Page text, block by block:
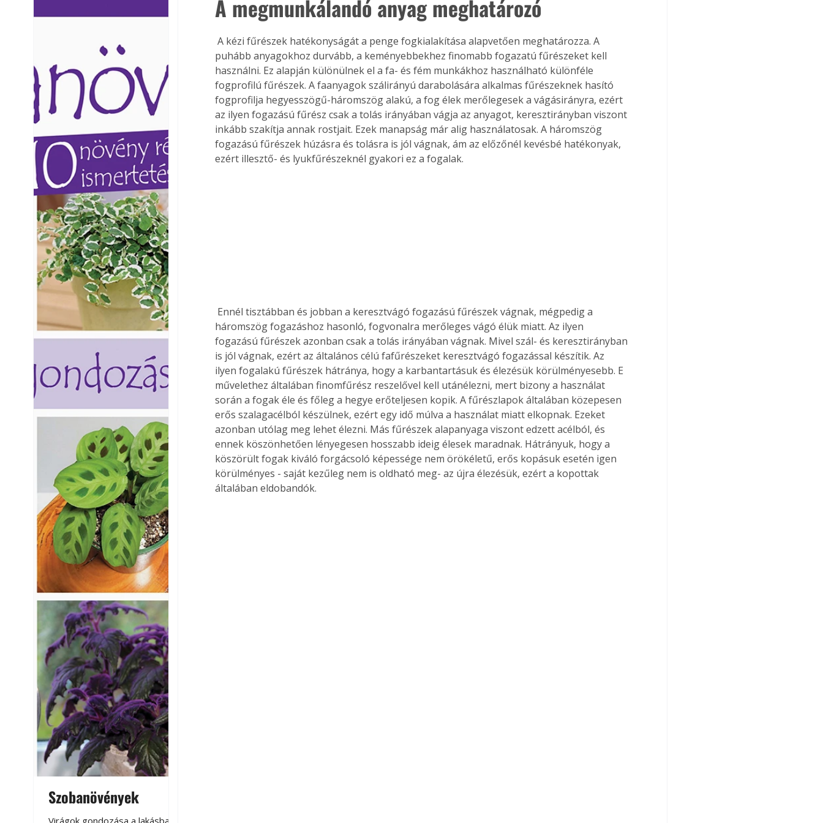
Ezermester lapszámai. A
mert: – t
Szobanövények
A megmunkálandó anyag meghatározó
A kézi fűrészek hatékonyságát a penge fogkialakítása alapvetően meghatározza. A
puhább anyagokhoz durvább, a keményebbekhez finomabb fogazatú fűrészeket kell
használni. Ez alapján különülnek el a fa- és fém munkákhoz használható különféle
fogprofilú fűrészek. A faanyagok szálirányú darabolására alkalmas fűrészeknek hasító
fogprofilja hegyesszögű-háromszög alakú, a fog élek merőlegesek a vágásirányra, ezért
az ilyen fogazású fűrész csak a tolás irányában vágja az anyagot, keresztirányban viszont
inkább szakítja annak rostjait. Ezek manapság már alig használatosak. A háromszög
fogazású fűrészek húzásra és tolásra is jól vágnak, ám az előzőnél kevésbé hatékonyak,
ezért illesztő- és lyukfűrészeknél gyakori ez a fogalak.
háromszög fogazáshoz hasonló, fogvonalra merőleges vágó élük miatt. Az ilyen
fogazású fűrészek azonban csak a tolás irányában vágnak. Mivel szál- és keresztirányban
is jól vágnak, ezért az általános célú fafűrészeket keresztvágó fogazással készítik. Az
ilyen fogalakú fűrészek hátránya, hogy a karbantartásuk és élezésük körülményesebb. E
művelethez általában finomfűrész reszelővel kell utánélezni, mert bizony a használat
során a fogak éle és főleg a hegye erőteljesen kopik. A fűrészlapok általában közepesen
erős szalagacélból készülnek, ezért egy idő múlva a használat miatt elkopnak. Ezeket
azonban utólag meg lehet élezni. Más fűrészek alapanyaga viszont edzett acélból, és
ennek köszönhetően lényegesen hosszabb ideig élesek maradnak. Hátrányuk, hogy a
köszörült fogak kiváló forgácsoló képessége nem örökéletű, erős kopásuk esetén igen
körülményes - saját kezűleg nem is oldható meg- az újra élezésük, ezért a kopottak
általában eldobandók.